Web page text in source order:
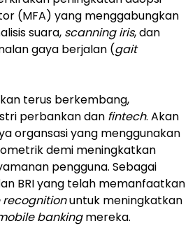
(MFA) yang menggabungkan
suara, scanning iris, dan
gaya berjalan (gait
terus berkembang,
perbankan dan fintech. Akan
organsasi yang menggunakan
demi meningkatkan
pengguna. Sebagai
BRI yang telah memanfaatkan
recognitionuntuk meningkatkan
bankingmereka.